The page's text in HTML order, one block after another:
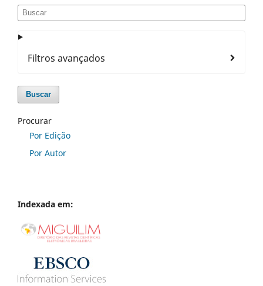
Filtros avançados
Buscar
Procurar
Por Edição
Por Autor
Indexada em: